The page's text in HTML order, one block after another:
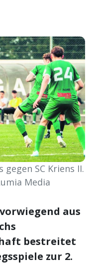
SC Kriens II.
Media
aus
bestreitet
zur 2.